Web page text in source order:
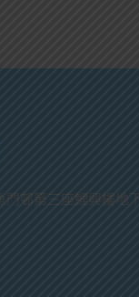
門邨第三座鯉興樓地下